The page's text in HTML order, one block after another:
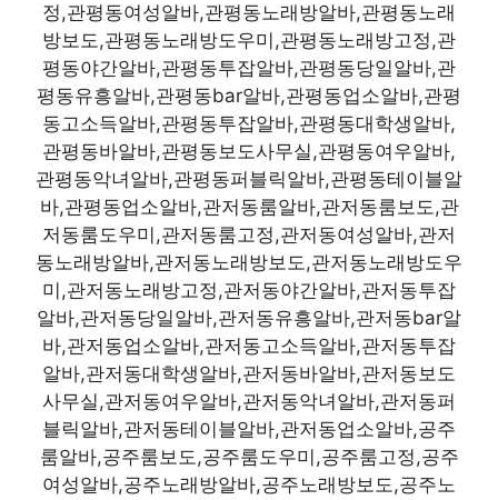
정,관평동여성알바,관평동노래방알바,관평동노래
방보도,관평동노래방도우미,관평동노래방고정,관
평동야간알바,관평동투잡알바,관평동당일알바,관
평동유흥알바,관평동bar알바,관평동업소알바,관평
동고소득알바,관평동투잡알바,관평동대학생알바,
관평동바알바,관평동보도사무실,관평동여우알바,
관평동악녀알바,관평동퍼블릭알바,관평동테이블알
바,관평동업소알바,관저동룸알바,관저동룸보도,관
저동룸도우미,관저동룸고정,관저동여성알바,관저
동노래방알바,관저동노래방보도,관저동노래방도우
미,관저동노래방고정,관저동야간알바,관저동투잡
알바,관저동당일알바,관저동유흥알바,관저동bar알
바,관저동업소알바,관저동고소득알바,관저동투잡
알바,관저동대학생알바,관저동바알바,관저동보도
사무실,관저동여우알바,관저동악녀알바,관저동퍼
블릭알바,관저동테이블알바,관저동업소알바,공주
룸알바,공주룸보도,공주룸도우미,공주룸고정,공주
여성알바,공주노래방알바,공주노래방보도,공주노